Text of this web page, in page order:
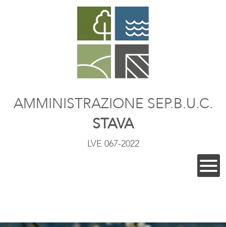
AMMINISTRAZIONE SEP.B.U.C.
STAVA
LVE 067-2022